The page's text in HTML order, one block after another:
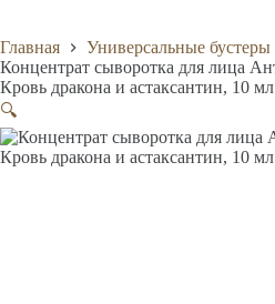
Главная
Универсальные бустеры
Концентрат сыворотка для лица
Кровь дракона и астаксантин, 10 мл
🔍